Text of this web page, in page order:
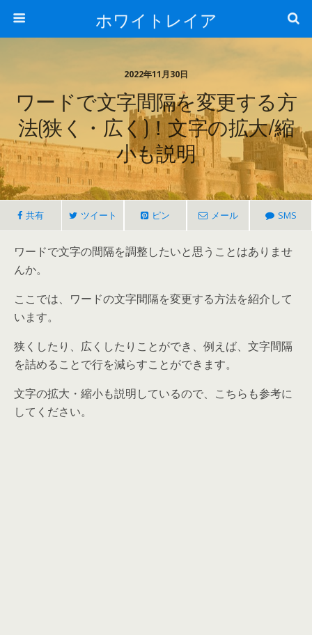
ホワイトレイア
2022年11月30日
ワードで文字間隔を変更する方
法(狭く・広く)！文字の拡大/縮
小も説明
共有 ツイート ピン メール SMS
ワードで文字の間隔を調整したいと思うことはありませ
んか。
ここでは、ワードの文字間隔を変更する方法を紹介して
います。
狭くしたり、広くしたりことができ、例えば、文字間隔
を詰めることで行を減らすことができます。
文字の拡大・縮小も説明しているので、こちらも参考に
してください。